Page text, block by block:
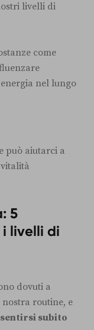
livelli di
come
nel lungo
può aiutarci a
5
livelli di
dovuti a
routine, e
subito